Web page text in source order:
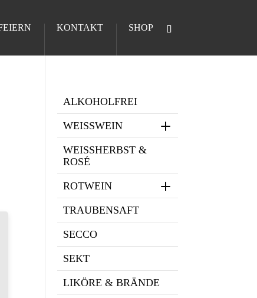
KONTAKT SHOP
ALKOHOLFREI
WEISSWEIN
WEISSHERBST & R
OSÉ
ROTWEIN
TRAUBENSAFT
SECCO
SEKT
LIKÖRE & BRÄNDE